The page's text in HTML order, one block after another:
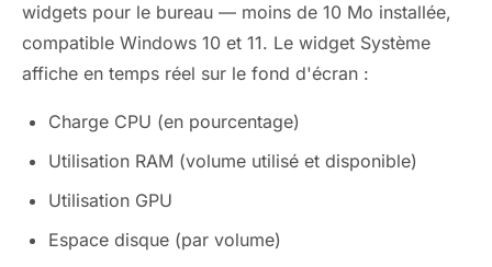
widgets pour le bureau — moins de 10 Mo installée,
compatible Windows 10 et 11. Le widget Système
affiche en temps réel sur le fond d'écran :
Charge CPU (en pourcentage)
Utilisation RAM (volume utilisé et disponible)
Utilisation GPU
Espace disque (par volume)